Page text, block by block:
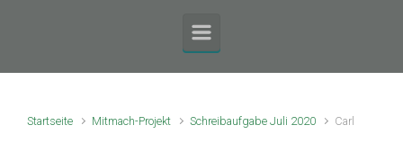
Startseite Mitmach-Projekt Schreibaufgabe Juli 2020 Carl